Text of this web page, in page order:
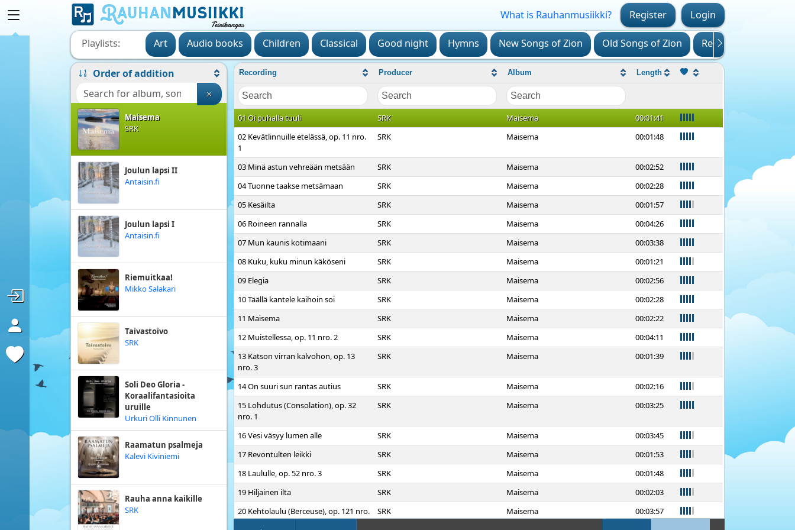
Login
Register
What is Rauhanmusiikki?
Playlists: Art Audio books Children Classical Good night Hymns New Songs of Zion Old Songs of Zion Religious
Order of addition
Pyhä yö
Heikki Rainio
Kiitos armostasi
Ranuan kristillinen
Maisema
SRK
Joulun lapsi II
Antaisin.fi
Joulun lapsi I
Antaisin.fi
Riemuitkaa!
Mikko Salakari
Taivastoivo
SRK
Soli Deo Gloria -
Koraalifantasioita
uruille
Urkuri Olli Kinnunen
Raamatun psalmeja
Kalevi Kiviniemi
Rauha anna kaikille
SRK
Recording Producer Album Length
01 Oi puhalla tuuli SRK Maisema 00:01:41
98
02 Kevätlinnuille etelässä, op. 11 nro.
1
SRK Maisema 00:01:48 91
03 Minä astun vehreään metsään SRK Maisema 00:02:52
94
04 Tuonne taakse metsämaan
SRK Maisema 00:02:28
90
05 Kesäilta
SRK Maisema 00:01:57
88
06 Roineen rannalla
SRK Maisema 00:04:26
96
07 Mun kaunis kotimaani
SRK Maisema 00:03:38
94
08 Kuku, kuku minun käköseni
SRK Maisema 00:01:21
86
09 Elegia
SRK Maisema 00:02:56
93
10 Täällä kantele kaihoin soi
SRK Maisema 00:02:28
90
11 Maisema
SRK Maisema 00:02:22
93
12 Muistellessa, op. 11 nro. 2
SRK Maisema 00:04:11
96
13 Katson virran kalvohon, op. 13
nro. 3
SRK Maisema 00:01:39 87
14 On suuri sun rantas autius SRK Maisema 00:02:16
89
15 Lohdutus (Consolation), op. 32
nro. 1
SRK Maisema 00:03:25 93
16 Vesi väsyy lumen alle SRK Maisema 00:03:45
88
17 Revontulten leikki
SRK Maisema 00:01:53
85
18 Laululle, op. 52 nro. 3
SRK Maisema 00:01:48
73
19 Hiljainen ilta
SRK Maisema 00:02:03
87
20 Kehtolaulu (Berceuse), op. 121 nro.
3
SRK Maisema 00:03:57 86